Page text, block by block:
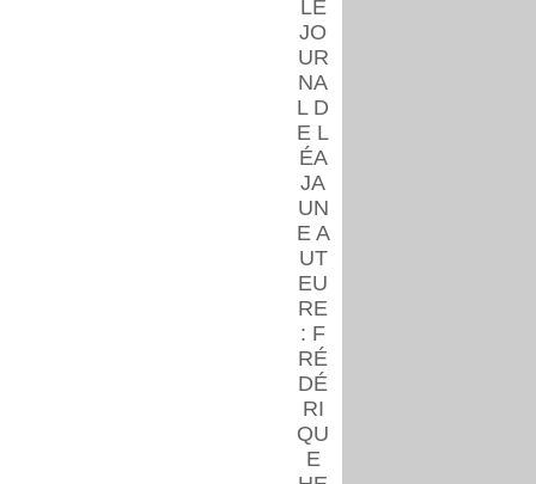
LE
JO
UR
NA
L D
E L
ÉA
JA
UN
E A
UT
EU
RE
: F
RÉ
DÉ
RI
QU
E